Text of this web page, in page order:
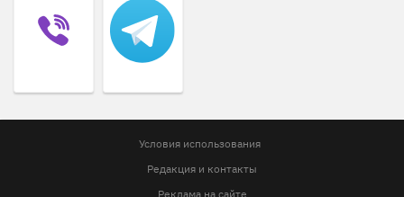
Условия использования
Редакция и контакты
Реклама на сайте